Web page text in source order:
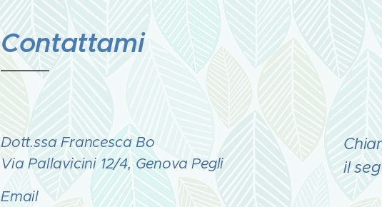
Contattami
Dott.ssa Francesca Bo
Via Pallavicini 12/4, Genova Pegli
Email
il